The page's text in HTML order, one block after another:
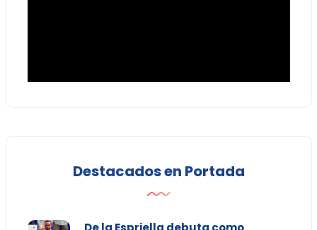
Destacados en Portada